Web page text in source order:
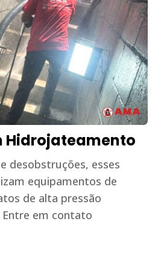
Hidrojateamento
desobstruções, esses
equipamentos de
de alta pressão
em contato